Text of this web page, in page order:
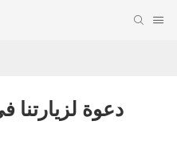
دعوة لزيارتنا